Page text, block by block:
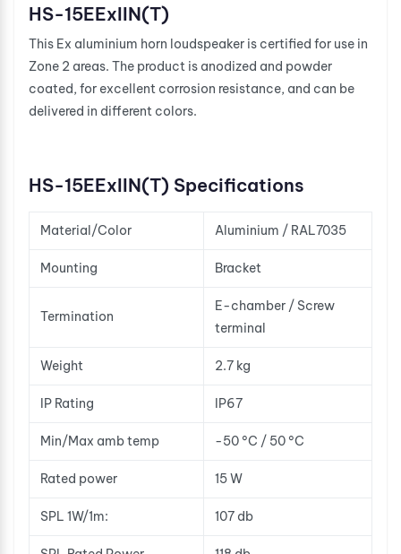
HS-15EExIIN(T)
This Ex aluminium horn loudspeaker is certified for use in
Zone 2 areas. The product is anodized and powder
coated, for excellent corrosion resistance, and can be
delivered in different colors.
HS-15EExIIN(T) Specifications
Material/Color Aluminium / RAL7035
Mounting Bracket
Termination
E-chamber / Screw
terminal
Weight 2.7 kg
IP Rating IP67
Min/Max amb temp -50 °C / 50 °C
Rated power 15 W
SPL 1W/1m: 107 db